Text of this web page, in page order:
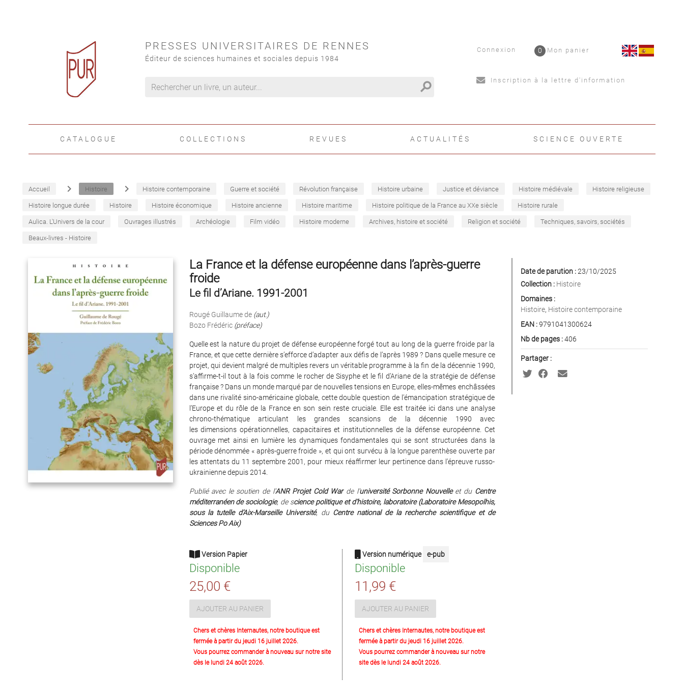
PRESSES UNIVERSITAIRES DE RENNES
Éditeur de sciences humaines et sociales depuis 1984
search
Connexion Mon panier
0
Inscription à la lettre d'information
CATALOGUE COLLECTIONS REVUES ACTUALITÉS SCIENCE OUVERTE
Accueil navigate_next Histoire navigate_next Histoire contemporaine Guerre et société Révolution française Histoire urbaine Justice et déviance Histoire médiévale Histoire religieuse
Histoire longue durée Histoire Histoire économique Histoire ancienne Histoire maritime Histoire politique de la France au XXe siècle Histoire rurale
Aulica. L'Univers de la cour Ouvrages illustrés Archéologie Film vidéo Histoire moderne Archives, histoire et société Religion et société Techniques, savoirs, sociétés
Beaux-livres - Histoire
La France et la défense européenne dans l’après-guerre
froide
Le fil d’Ariane. 1991-2001
Rougé Guillaume de (aut.)
Bozo Frédéric (préface)
Quelle est la nature du projet de défense européenne forgé tout au long de la guerre froide par la
France, et que cette dernière s’efforce d’adapter aux défis de l’après 1989 ? Dans quelle mesure ce
projet, qui devient malgré de multiples revers un véritable programme à la fin de la décennie 1990,
s’affirme-t-il tout à la fois comme le rocher de Sisyphe et le fil d’Ariane de la stratégie de défense
française ? Dans un monde marqué par de nouvelles tensions en Europe, elles-mêmes enchâssées
dans une rivalité sino-américaine globale, cette double question de l’émancipation stratégique de
l’Europe et du rôle de la France en son sein reste cruciale. Elle est traitée ici dans une analyse
chrono-thématique articulant les grandes scansions de la décennie 1990 avec
les dimensions opérationnelles, capacitaires et institutionnelles de la défense européenne. Cet
ouvrage met ainsi en lumière les dynamiques fondamentales qui se sont structurées dans la
période dénommée « après-guerre froide », et qui ont survécu à la longue parenthèse ouverte par
les attentats du 11 septembre 2001, pour mieux réaffirmer leur pertinence dans l’épreuve russo-
ukrainienne depuis 2014.
Publié avec le soutien de l’ANR Projet Cold Warde l’université Sorbonne Nouvelleet du Centre
méditerranéen de sociologie, de science politique et d’histoire, laboratoire (Laboratoire Mesopolhis,
sous la tutelle d’Aix-Marseille Université, du Centre national de la recherche scientifique et de
Sciences Po Aix)
Version Papier
Disponible
25,00 €
AJOUTER AU PANIER
Chers et chères Internautes, notre boutique est
fermée à partir du jeudi 16 juillet 2026.
Vous pourrez commander à nouveau sur notre site
dès le lundi 24 août 2026.
Version numérique e-pub
Disponible
11,99 €
AJOUTER AU PANIER
Chers et chères Internautes, notre boutique est
fermée à partir du jeudi 16 juillet 2026.
Vous pourrez commander à nouveau sur notre
site dès le lundi 24 août 2026.
Date de parution :23/10/2025
Collection : Histoire
Domaines :
Histoire, Histoire contemporaine
EAN :9791041300624
Nb de pages :406
Partager :